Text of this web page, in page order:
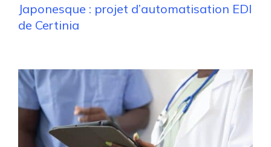
Japonesque : projet d’automatisation EDI
de Certinia